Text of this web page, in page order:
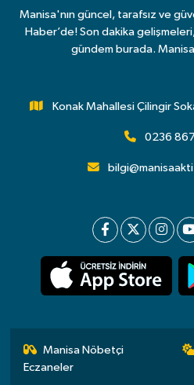
Manisa'nın güncel, tarafsız ve
Haber’de! Son dakika
gündem burada.
Konak Mahallesi Çilingir
0236
Manisa Nöbetçi
Eczaneler